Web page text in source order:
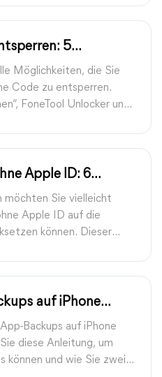
5
Möglichkeiten, die Sie
Code zu entsperren.
FoneTool Unlocker und
Apple ID: 6
möchten Sie vielleicht
Apple ID auf die
können. Dieser
auf iPhone
tunBackups auf iPhone
diese Anleitung, um
können und wie Sie zwei